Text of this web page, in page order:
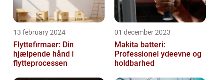
13 february 2024
Flyttefirmaer: Din
hjælpende hånd i
flytteprocessen
01 december 2023
Makita batteri:
Professionel ydeevne og
holdbarhed